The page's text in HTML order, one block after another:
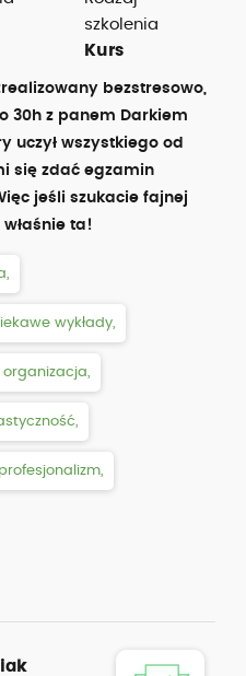
szkolenia
Kurs
bezstresowo,
30h z panem Darkiem
uczył wszystkiego od
się zdać egzamin
jeśli szukacie fajnej
ta!
wykłady,
profesjonalizm,